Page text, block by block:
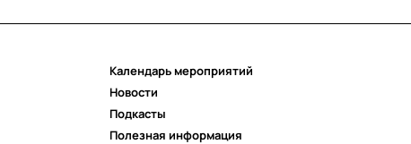
Календарь мероприятий
Новости
Подкасты
Полезная информация